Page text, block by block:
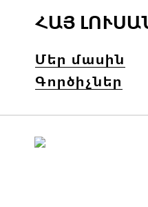
ՀԱՅ
Մեր մասին
Գործիչներ